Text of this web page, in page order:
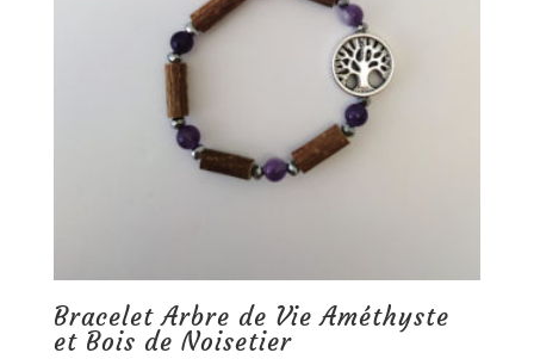
Bracelet Arbre de Vie Améthyste
et Bois de Noisetier